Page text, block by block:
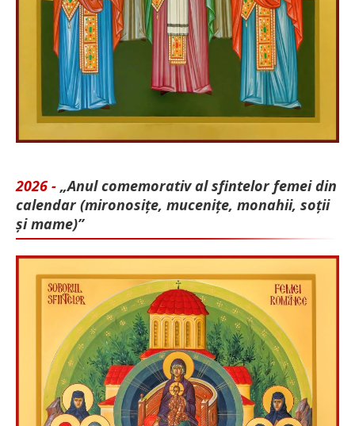
2026 - „Anul comemorativ al sfintelor femei din
calendar (mironosițe, mu­cenițe, monahii, soții
și mame)”